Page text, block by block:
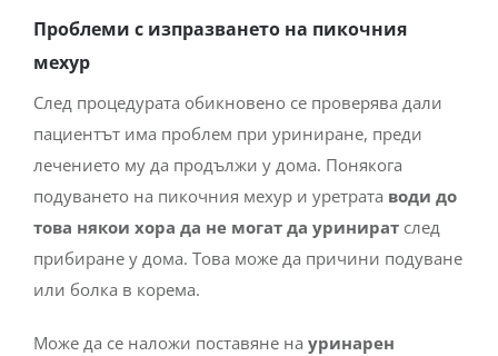
Проблеми с изпразването на пикочния
мехур
След процедурата обикновено се проверява дали
пациентът има проблем при уриниране, преди
лечението му да продължи у дома. Понякога
подуването на пикочния мехур и уретрата води до
това някои хора да не могат да уриниратслед
прибиране у дома. Това може да причини подуване
или болка в корема.
Може да се наложи поставяне на уринарен